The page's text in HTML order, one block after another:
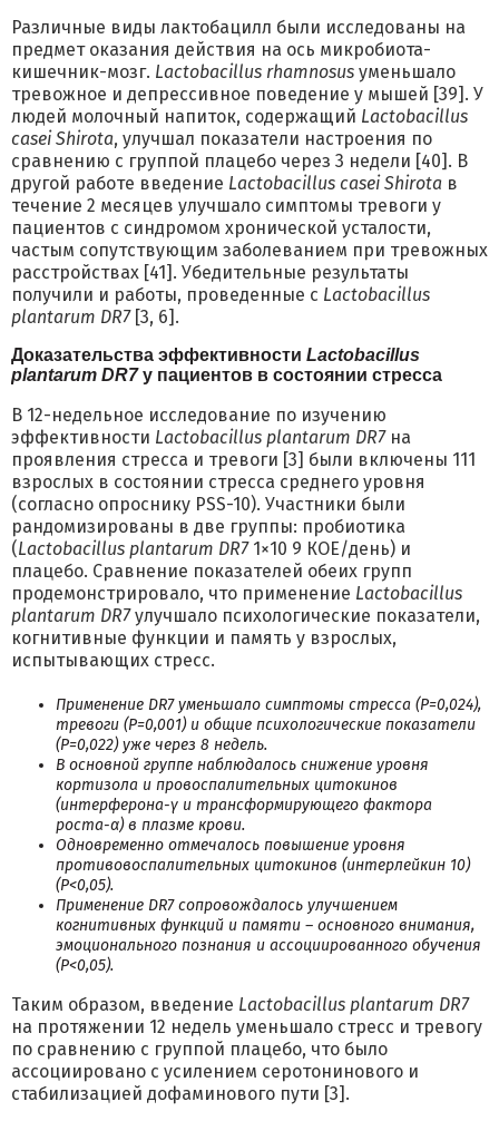
Различные виды лактобацилл были исследованы на
предмет оказания действия на ось микробиота-
кишечник-мозг. Lactobacillus rhamnosus уменьшало
тревожное и депрессивное поведение у мышей [39]. У
людей молочный напиток, содержащий Lactobacillus
casei Shirota, улучшал показатели настроения по
сравнению с группой плацебо через 3 недели [40]. В
другой работе введение Lactobacillus casei Shirota в
течение 2 месяцев улучшало симптомы тревоги у
пациентов с синдромом хронической усталости,
частым сопутствующим заболеванием при тревожных
расстройствах [41]. Убедительные результаты
получили и работы, проведенные с Lactobacillus
plantarum DR7[3, 6].
Доказательства эффективности Lactobacillus
plantarum DR7у пациентов в состоянии стресса
В 12-недельное исследование по изучению
эффективности Lactobacillus plantarum DR7на
проявления стресса и тревоги [3] были включены 111
взрослых в состоянии стресса среднего уровня
(согласно опроснику PSS-10). Участники были
рандомизированы в две группы: пробиотика
(Lactobacillus plantarum DR71×10 9 КОЕ/день) и
плацебо. Сравнение показателей обеих групп
продемонстрировало, что применение Lactobacillus
plantarum DR7улучшало психологические показатели,
когнитивные функции и память у взрослых,
испытывающих стресс.
Применение DR7 уменьшало симптомы стресса (P=0,024),
тревоги (P=0,001) и общие психологические показатели
(P=0,022) уже через 8 недель.
В основной группе наблюдалось снижение уровня
кортизола и провоспалительных цитокинов
(интерферона-γ и трансформирующего фактора
роста-α) в плазме крови.
Одновременно отмечалось повышение уровня
противовоспалительных цитокинов (интерлейкин 10)
(P<0,05).
Применение DR7 сопровождалось улучшением
когнитивных функций и памяти – основного внимания,
эмоционального познания и ассоциированного обучения
(P<0,05).
Таким образом, введение Lactobacillus plantarum DR7
на протяжении 12 недель уменьшало стресс и тревогу
по сравнению с группой плацебо, что было
ассоциировано с усилением серотонинового и
стабилизацией дофаминового пути [3].